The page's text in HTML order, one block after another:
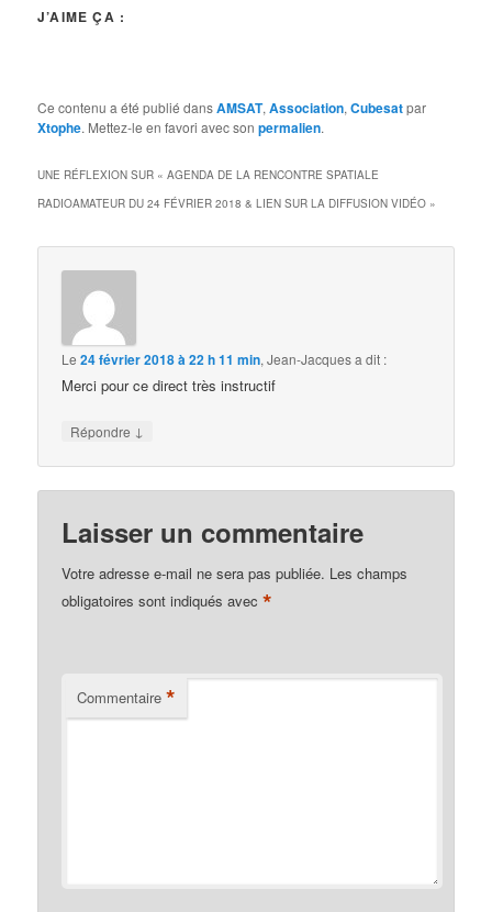
J’AIME ÇA :
Ce contenu a été publié dansAMSAT,Association,Cubesatpar
Xtophe. Mettez-le en favori avec sonpermalien.
UNE RÉFLEXION SUR «AGENDA DE LA RENCONTRE SPATIALE
RADIOAMATEUR DU 24 FÉVRIER 2018 & LIEN SUR LA DIFFUSION VIDÉO »
Le24 février 2018 à 22 h 11 min,Jean-Jacquesa dit :
Merci pour ce direct très instructif
Répondre ↓
Laisser un commentaire
Votre adresse e-mail ne sera pas publiée. Les champs
obligatoires sont indiqués avec*
Commentaire *